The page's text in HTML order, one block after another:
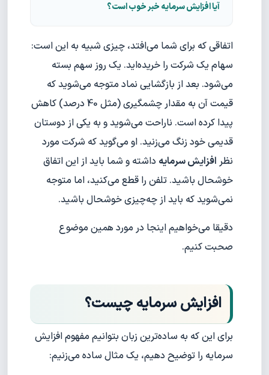
آیا افزایش سرمایه خبر خوب است؟
اتفاقی که برای شما می‌افتد، چیزی شبیه به این است:
سهام یک شرکت را خریده‌اید. یک روز سهم بسته
می‌شود. بعد از بازگشایی نماد متوجه می‌شوید که
قیمت آن به مقدار چشمگیری (مثل 40 درصد) کاهش
پیدا کرده است. ناراحت می‌شوید و به یکی از دوستان
قدیمی خود زنگ می‌زنید. او می‌گوید که شرکت مورد
نظر افزایش سرمایه داشته و شما باید از این اتفاق
خوشحال باشید. تلفن را قطع می‌کنید، اما متوجه
نمی‌شوید که باید از چه‌چیزی خوشحال باشید.
دقیقا می‌خواهیم اینجا در مورد همین موضوع
صحبت کنیم.
افزایش سرمایه چیست؟
برای این که به ساده‌ترین زبان بتوانیم مفهوم افزایش
سرمایه را توضیح دهیم، یک مثال ساده می‌زنیم: